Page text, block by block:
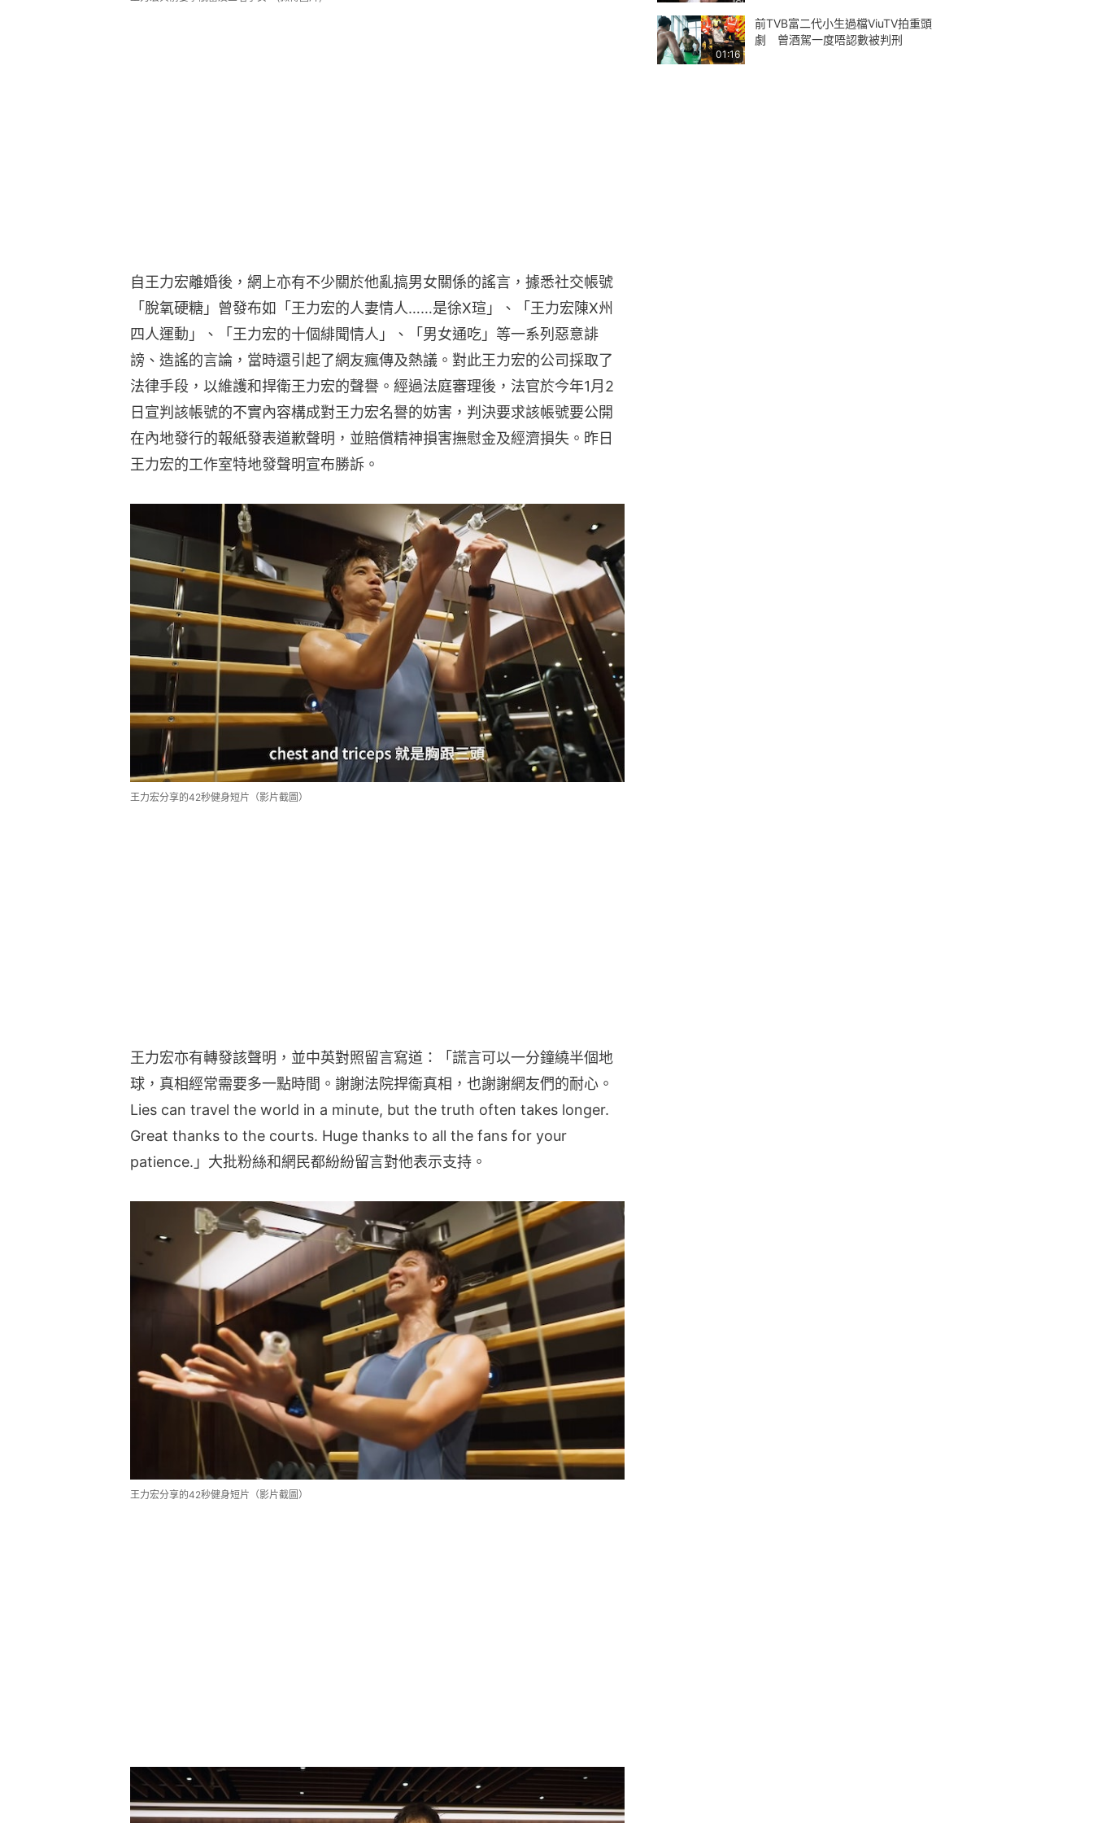
自王力宏離婚後，網上亦有不少關於他亂搞男女關係的謠言，據悉社交帳號
「脫氧硬糖」曾發布如「王力宏的人妻情人……是徐X瑄」、「王力宏陳X州
四人運動」、「王力宏的十個緋聞情人」、「男女通吃」等一系列惡意誹
謗、造謠的言論，當時還引起了網友瘋傳及熱議。對此王力宏的公司採取了
法律手段，以維護和捍衛王力宏的聲譽。經過法庭審理後，法官於今年1月2
日宣判該帳號的不實內容構成對王力宏名譽的妨害，判決要求該帳號要公開
在內地發行的報紙發表道歉聲明，並賠償精神損害撫慰金及經濟損失。昨日
王力宏的工作室特地發聲明宣布勝訴。
王力宏分享的42秒健身短片（影片截圖）
王力宏亦有轉發該聲明，並中英對照留言寫道：「謊言可以一分鐘繞半個地
球，真相經常需要多一點時間。謝謝法院捍衞真相，也謝謝網友們的耐心。
Lies can travel the world in a minute, but the truth often takes longer.
Great thanks to the courts. Huge thanks to all the fans for your
patience.」大批粉絲和網民都紛紛留言對他表示支持。
王力宏分享的42秒健身短片（影片截圖）
01:16
前TVB富二代小生過檔ViuTV拍重頭
劇 曾酒駕一度唔認數被判刑